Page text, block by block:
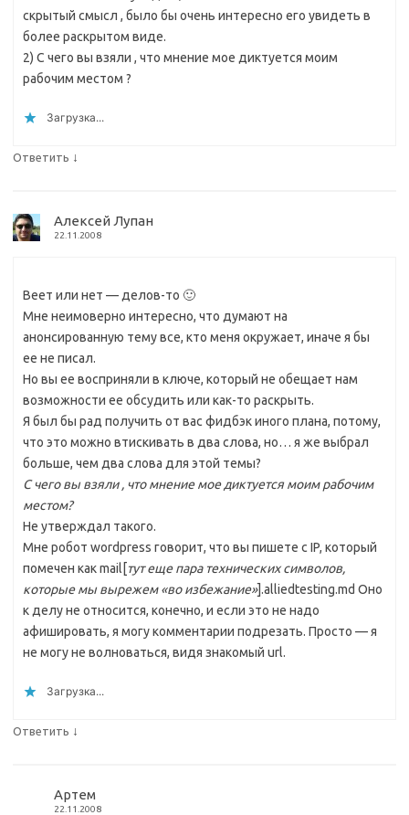
скрытый смысл , было бы очень интересно его увидеть в
более раскрытом виде.
2) С чего вы взяли , что мнение мое диктуется моим
рабочим местом ?
Загрузка...
Ответить ↓
Алексей Лупан
22.11.2008
Веет или нет — делов-то 🙂
Мне неимоверно интересно, что думают на
анонсированную тему все, кто меня окружает, иначе я бы
ее не писал.
Но вы ее восприняли в ключе, который не обещает нам
возможности ее обсудить или как-то раскрыть.
Я был бы рад получить от вас фидбэк иного плана, потому,
что это можно втискивать в два слова, но… я же выбрал
больше, чем два слова для этой темы?
С чего вы взяли , что мнение мое диктуется моим рабочим
местом?
Не утверждал такого.
Мне робот wordpress говорит, что вы пишете с IP, который
помечен как mail[тут еще пара технических символов,
которые мы вырежем «во избежание»].alliedtesting.md Оно
к делу не относится, конечно, и если это не надо
афишировать, я могу комментарии подрезать. Просто — я
не могу не волноваться, видя знакомый url.
Загрузка...
Ответить ↓
Артем
22.11.2008